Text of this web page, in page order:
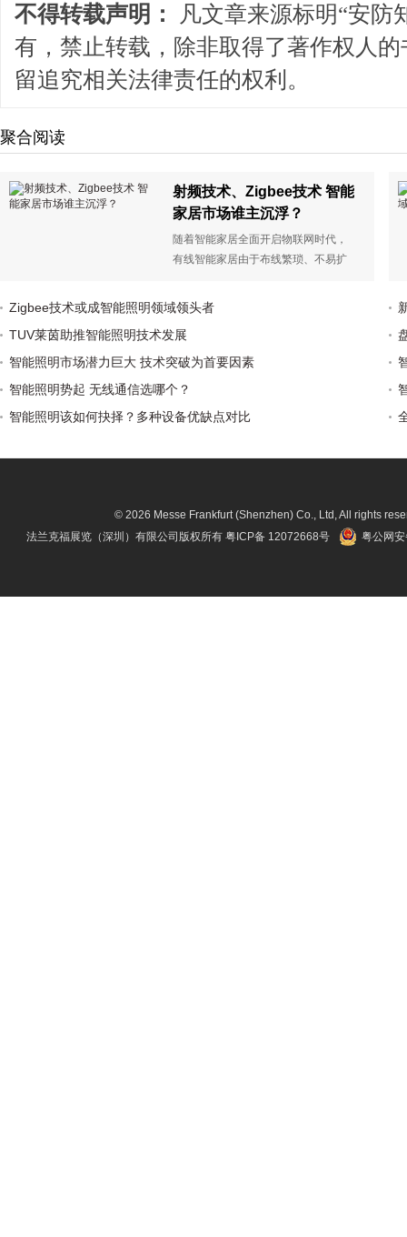
不得转载声明：
凡文章来源标明“安防
有，禁止转载，除非取得了著作权人
留追究相关法律责任的权利。
聚合阅读
射频技术、Zigbee技术 智能
家居市场谁主沉浮？
随着智能家居全面开启物联网时代，
有线智能家居由于布线繁琐、不易扩
传输技术因其无需布线、安装简易成
界对于不同无线传输技术孰优孰劣，
哪种技术应该成为智能家居无线标准
Zigbee技术或成智能照明领域领头者
TUV莱茵助推智能照明技术发展
智能照明市场潜力巨大 技术突破为首要因素
智能照明势起 无线通信选哪个？
智能照明该如何抉择？多种设备优缺点对比
© 2026 Messe Frankfurt (Shenzhen) Co., Ltd, All rights
法兰克福展览（深圳）有限公司版权所有 粤ICP备 12072668号 粤公网